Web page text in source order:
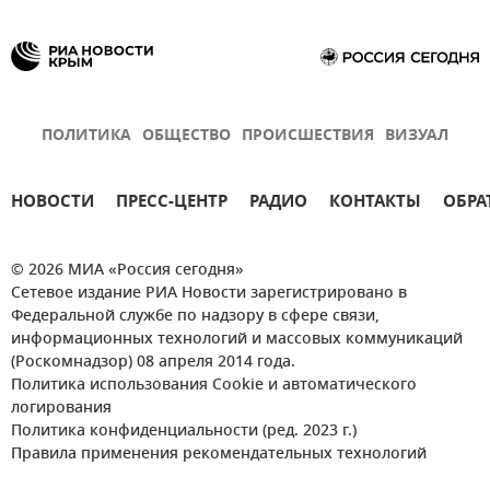
ПОЛИТИКА ОБЩЕСТВО ПРОИСШЕСТВИЯ ВИЗУАЛ
НОВОСТИ ПРЕСС-ЦЕНТР РАДИО КОНТАКТЫ
© 2026 МИА «Россия сегодня»
Сетевое издание РИА Новости зарегистрировано в
Федеральной службе по надзору в сфере связи,
информационных технологий и массовых коммуникаций
(Роскомнадзор) 08 апреля 2014 года.
Политика использования Cookie и автоматического
логирования
Политика конфиденциальности (ред. 2023 г.)
Правила применения рекомендательных технологий